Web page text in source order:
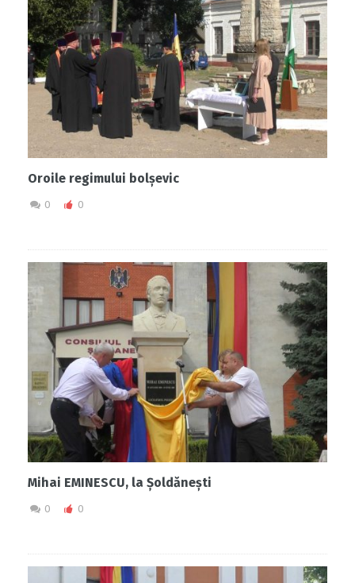
Oroile regimului bolșevic
0 0
Mihai EMINESCU, la Șoldănești
0 0